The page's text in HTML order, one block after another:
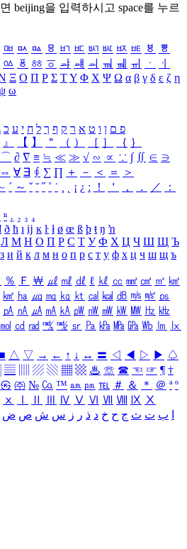
beijing을 입력하시고 space를 누르
ㅮ ㅯ ㅰ ㅱ ㅲ ㅳ ㅴ ㅵ ㅶ ㅷ ㅸ
ㅹ
ㆃ ㆄ ㆅ ㆆ ㆇ ㆈ ㆉ ㆊ ㆋ ㆌ ㆍ
ㆎ
Ξ Ο Π Ρ Σ ΤΥ Φ Χ Ψ Ω α β γ δ ε ζ η
ω
פ ם ן ו ט א ר ק ף ך ל ח י ע כ
』 【 】 ＂ （ ） ［ ］ ｛ ｝
⌒ ∂ ∇ ≡ ≒ ≪ ≫ √ ∽ ∝ ∵ ∫ ∬ ∈ ∋
⇔ ∀ ∃ ∮ ∑ ∏ ＋ － ＜ ＝
＞
´ ～ ˇ ˘ ˝ ˚ ˙ ¸ ¡ ¿ ː ！ ＇ ， ． ／
：
ⁿ ₁ ₂ ₃ ₄
ð ħ ı ĳ ĸ ŀ ł ø œ ß þ ŧ ŋ ŉ
Л М Н О П Р С Т У Ф Х Ц Ч Ш Щ Ъ
з и й к л м н о п р с т у ф х ц ч ш щ ъ
％ Ｆ ￦ ㎕ ㎖ ㎗ ℓ ㎘ ㏄ ㎣ ㎤ ㎥ ㎦
㎢ ㏊ ㎍ ㎎ ㎏ ㏏ ㎈ ㎉ ㏈ ㎧ ㎨ ㎰
㎀ ㎁ ㎂ ㎃ ㎄ ㎺ ㎻ ㎽ ㎾ ㎿ ㎐ ㎑
㏖ ㏅ ㎭ ㎮ ㎯ ㏛ ㎩ ㎪ ㎫ ㎬ ㏝ ㏐
㏓
■ △ ▽ → ← ↑ ↓ ↔ 〓 ◁ ◀ ▷ ▶ ♤
▤ ▨ ▧ ▦ ▩ ♨ ☏ ☎ ☜ ☞ ¶ †
㉿ ㈜ № ㏇ ™ ㏂ ㏘ ℡ ＃ ＆ ＊ ＠ ª º
ⅹ Ⅳ Ⅴ Ⅵ Ⅶ Ⅷ Ⅸ Ⅹ
ب ت ث ج ح خ د ذ ر ز س ش ص ض